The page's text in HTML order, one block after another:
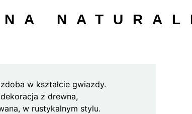
w kształcie gwiazdy.
z drewna,
w rustykalnym stylu.